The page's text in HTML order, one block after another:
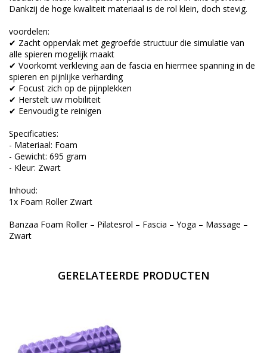
Dankzij de hoge kwaliteit materiaal is de rol klein, doch stevig.
voordelen:
✔ Zacht oppervlak met gegroefde structuur die simulatie van
alle spieren mogelijk maakt
✔ Voorkomt verkleving aan de fascia en hiermee spanning in de
spieren en pijnlijke verharding
✔ Focust zich op de pijnplekken
✔ Herstelt uw mobiliteit
✔ Eenvoudig te reinigen
Specificaties:
- Materiaal: Foam
- Gewicht: 695 gram
- Kleur: Zwart
Inhoud:
1x Foam Roller Zwart
Banzaa Foam Roller – Pilatesrol – Fascia – Yoga – Massage –
Zwart
GERELATEERDE PRODUCTEN